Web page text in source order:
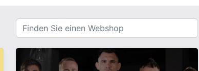
Finden
Sie
einen
Webshop